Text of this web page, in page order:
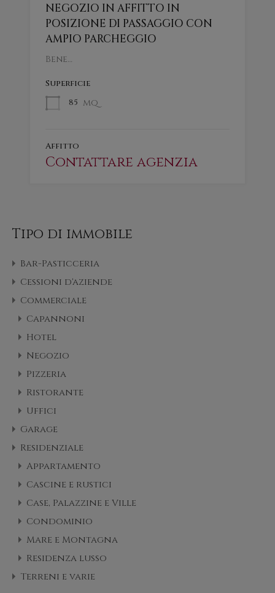
NEGOZIO IN AFFITTO IN
POSIZIONE DI PASSAGGIO CON
AMPIO PARCHEGGIO
Bene…
Superficie
85 mq
Affitto
Contattare agenzia
Tipo di immobile
Bar-Pasticceria
Cessioni d'aziende
Commerciale
Capannoni
Hotel
Negozio
Pizzeria
Ristorante
Uffici
Garage
Residenziale
Appartamento
Cascine e rustici
Case, Palazzine e Ville
Condominio
Mare e Montagna
Residenza lusso
Terreni e varie